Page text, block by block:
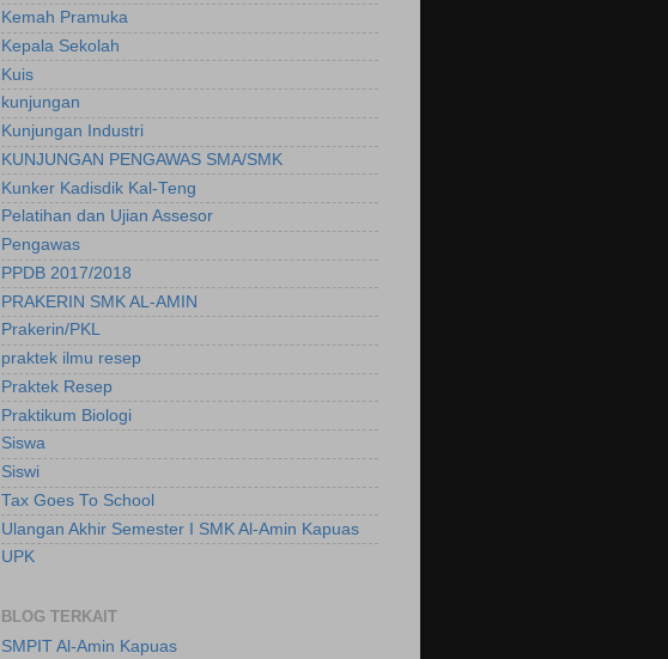
Kemah Pramuka
Kepala Sekolah
Kuis
kunjungan
Kunjungan Industri
KUNJUNGAN PENGAWAS SMA/SMK
Kunker Kadisdik Kal-Teng
Pelatihan dan Ujian Assesor
Pengawas
PPDB 2017/2018
PRAKERIN SMK AL-AMIN
Prakerin/PKL
praktek ilmu resep
Praktek Resep
Praktikum Biologi
Siswa
Siswi
Tax Goes To School
Ulangan Akhir Semester I SMK Al-Amin Kapuas
UPK
BLOG TERKAIT
SMPIT Al-Amin Kapuas